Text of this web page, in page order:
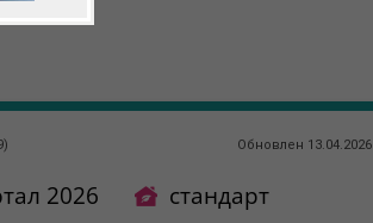
) Обновлен 13.04.2026
2026 стандарт